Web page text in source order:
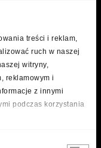
treści i reklam,
ruch w naszej
witryny,
reklamowym i
z innymi
podczas korzystania